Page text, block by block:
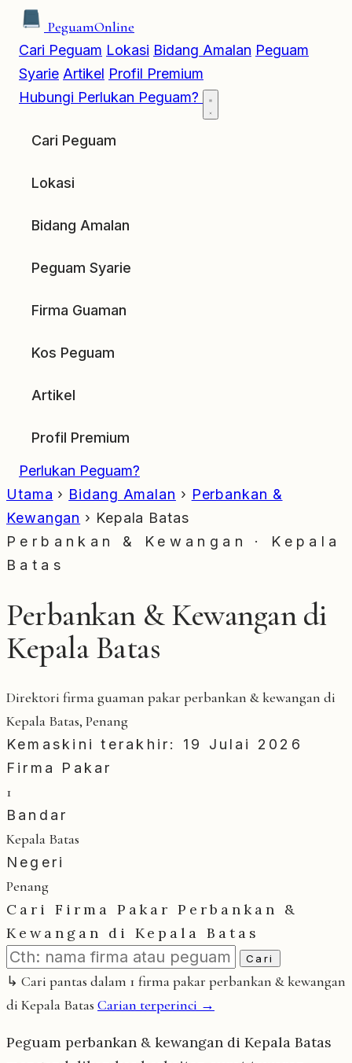
PeguamOnline
Cari Peguam Lokasi Bidang Amalan Peguam
Syarie Artikel Profil Premium
Hubungi Perlukan Peguam?
Cari Peguam
Lokasi
Bidang Amalan
Peguam Syarie
Firma Guaman
Kos Peguam
Artikel
Profil Premium
Perlukan Peguam?
Utama › Bidang Amalan › Perbankan &
Kewangan › Kepala Batas
Perbankan & Kewangan · Kepala
Batas
Perbankan & Kewangan di
Kepala Batas
Direktori firma guaman pakar perbankan & kewangan di
Kepala Batas, Penang
Kemaskini terakhir: 19 Julai 2026
Firma Pakar
1
Bandar
Kepala Batas
Negeri
Penang
Cari Firma Pakar Perbankan &
Kewangan di Kepala Batas
Cari
↳ Cari pantas dalam 1 firma pakar perbankan & kewangan
di Kepala Batas Carian terperinci →
Peguam perbankan & kewangan di Kepala Batas